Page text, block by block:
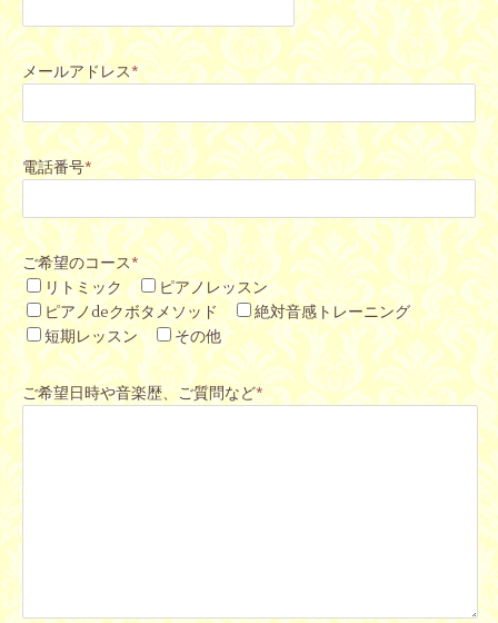
メールアドレス*
電話番号*
ご希望のコース*
リトミック
ピアノレッスン
ピアノdeクボタメソッド
絶対音感トレーニング
短期レッスン
その他
ご希望日時や音楽歴、ご質問など*